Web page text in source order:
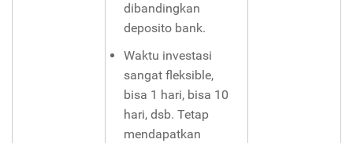
dibandingkan
deposito bank.
Waktu investasi
sangat fleksible,
bisa 1 hari, bisa 10
hari, dsb. Tetap
mendapatkan